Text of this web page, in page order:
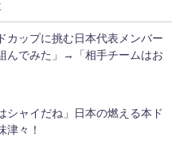
カップに挑む日本代表メンバー
んでみた」→「相手チームはお
シャイだね」日本の燃える本ド
津々！